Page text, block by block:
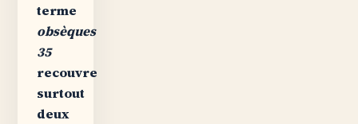
terme
obsèques
35
recouvre
surtout
deux